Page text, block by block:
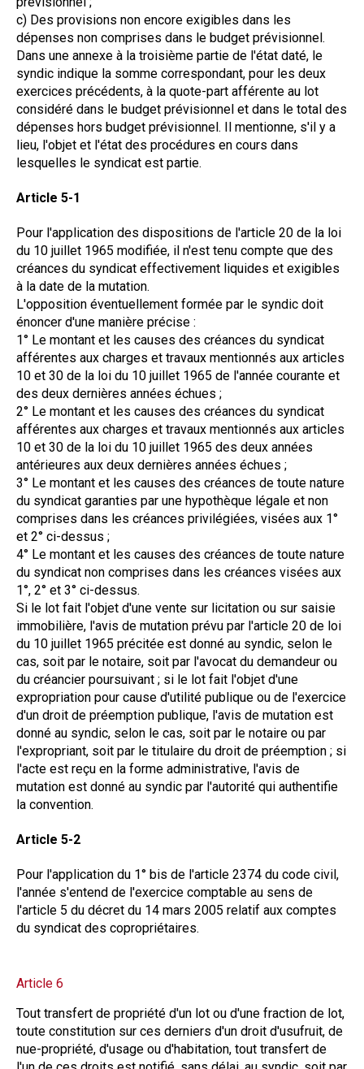
c) Des provisions non encore exigibles dans les
dépenses non comprises dans le budget prévisionnel.
Dans une annexe à la troisième partie de l'état daté, le
syndic indique la somme correspondant, pour les deux
exercices précédents, à la quote-part afférente au lot
considéré dans le budget prévisionnel et dans le total des
dépenses hors budget prévisionnel. Il mentionne, s'il y a
lieu, l'objet et l'état des procédures en cours dans
lesquelles le syndicat est partie.
Article 5-1
Pour l'application des dispositions de l'article 20 de la loi
du 10 juillet 1965 modifiée, il n'est tenu compte que des
créances du syndicat effectivement liquides et exigibles
à la date de la mutation.
L'opposition éventuellement formée par le syndic doit
énoncer d'une manière précise :
1° Le montant et les causes des créances du syndicat
afférentes aux charges et travaux mentionnés aux articles
10 et 30 de la loi du 10 juillet 1965 de l'année courante et
des deux dernières années échues ;
2° Le montant et les causes des créances du syndicat
afférentes aux charges et travaux mentionnés aux articles
10 et 30 de la loi du 10 juillet 1965 des deux années
antérieures aux deux dernières années échues ;
3° Le montant et les causes des créances de toute nature
du syndicat garanties par une hypothèque légale et non
comprises dans les créances privilégiées, visées aux 1°
et 2° ci-dessus ;
4° Le montant et les causes des créances de toute nature
du syndicat non comprises dans les créances visées aux
1°, 2° et 3° ci-dessus.
Si le lot fait l'objet d'une vente sur licitation ou sur saisie
immobilière, l'avis de mutation prévu par l'article 20 de loi
du 10 juillet 1965 précitée est donné au syndic, selon le
cas, soit par le notaire, soit par l'avocat du demandeur ou
du créancier poursuivant ; si le lot fait l'objet d'une
expropriation pour cause d'utilité publique ou de l'exercice
d'un droit de préemption publique, l'avis de mutation est
donné au syndic, selon le cas, soit par le notaire ou par
l'expropriant, soit par le titulaire du droit de préemption ; si
l'acte est reçu en la forme administrative, l'avis de
mutation est donné au syndic par l'autorité qui authentifie
la convention.
Article 5-2
Pour l'application du 1° bis de l'article 2374 du code civil,
l'année s'entend de l'exercice comptable au sens de
l'article 5 du décret du 14 mars 2005 relatif aux comptes
du syndicat des copropriétaires.
Article 6
Tout transfert de propriété d'un lot ou d'une fraction de lot,
toute constitution sur ces derniers d'un droit d'usufruit, de
nue-propriété, d'usage ou d'habitation, tout transfert de